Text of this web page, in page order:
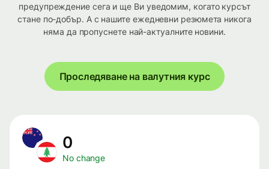
предупреждение сега и ще Ви уведомим, когато курсът
стане по-добър. А с нашите ежедневни резюмета никога
няма да пропуснете най-актуалните новини.
Проследяване на валутния курс
0
No change